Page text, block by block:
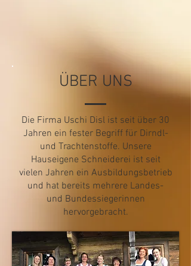
ÜBER UNS
Die Firma Uschi Disl ist seit über 30
Jahren ein fester Begriff für Dirndl-
und Trachtenstoffe. Unsere
Hauseigene Schneiderei ist seit
vielen Jahren ein Ausbildungsbetrieb
und hat bereits mehrere Landes-
und Bundessiegerinnen
hervorgebracht.